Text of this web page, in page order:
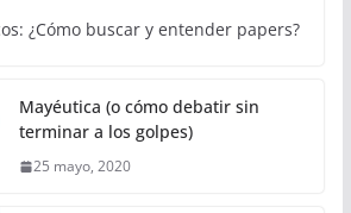
¿Cómo buscar y entender papers?
Mayéutica (o cómo debatir sin
terminar a los golpes)
25 mayo, 2020